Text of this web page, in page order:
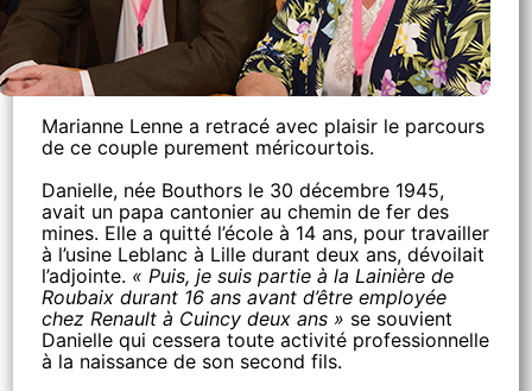
Marianne Lenne a retracé avec plaisir le parcours
de ce couple purement méricourtois.
Danielle, née Bouthors le 30 décembre 1945,
avait un papa cantonier au chemin de fer des
mines. Elle a quitté l’école à 14 ans, pour travailler
à l’usine Leblanc à Lille durant deux ans, dévoilait
l’adjointe. « Puis, je suis partie à la Lainière de
Roubaix durant 16 ans avant d’être employée
chez Renault à Cuincy deux ans » se souvient
Danielle qui cessera toute activité professionnelle
à la naissance de son second fils.